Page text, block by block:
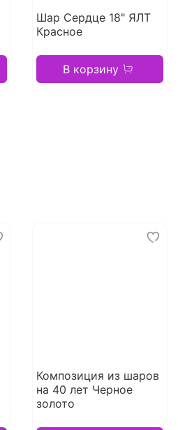
Шар Сердце 18" ЯЛТ
Красное
В корзину
Композиция из шаров
на 40 лет Черное
золото